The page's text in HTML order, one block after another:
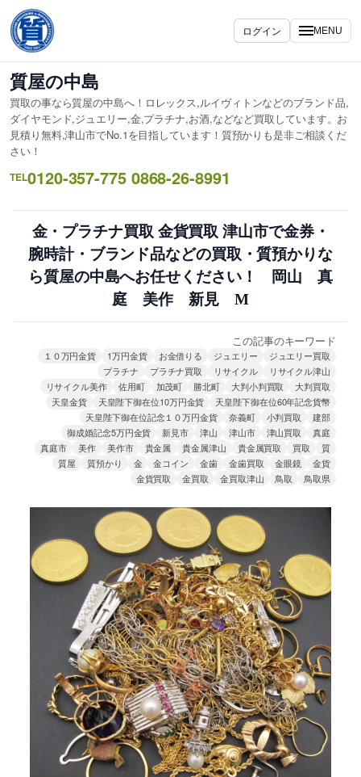
容
を
ス
キ
ッ
プ
ログイン MENU
質屋の中島
買取の事なら質屋の中島へ！ロレックス,ルイヴィトンなどのブランド品,
ダイヤモンド,ジュエリー,金,プラチナ,お酒,などなど買取しています。お
見積り無料,津山市でNo.1を目指しています！質預かりも是非ご相談くだ
さい！
TEL0120-357-775 0868-26-8991
金・プラチナ買取 金貨買取 津山市で金券・
腕時計・ブランド品などの買取・質預かりな
ら質屋の中島へお任せください！ 岡山 真
庭 美作 新見 M
この記事のキーワード
１０万円金貨 1万円金貨 お金借りる ジュエリー
ジュエリー買取
プラチナ
プラチナ買取 リサイクル
リサイクル津山
リサイクル美作
佐用町 加茂町 勝北町 大判小判買取
大判買取
天皇金貨
天皇陛下御在位10万円金貨
天皇陛下御在位60年記念貨幣
天皇陛下御在位記念１０万円金貨
奈義町 小判買取
建部
御成婚記念5万円金貨
新見市 津山 津山市 津山買取
真庭
真庭市
美作 美作市 貴金属 貴金属津山 貴金属買取 買取
質
質屋
質預かり 金 金コイン 金歯 金歯買取 金眼鏡
金貨
金貨買取
金買取 金買取津山 鳥取 鳥取県